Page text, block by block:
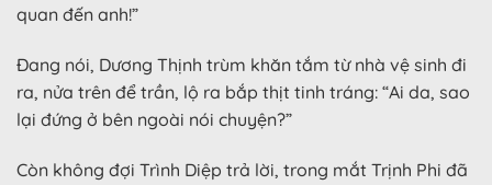
quan đến anh!”
Đang nói, Dương Thịnh trùm khăn tắm từ nhà vệ sinh đi
ra, nửa trên để trần, lộ ra bắp thịt tinh tráng: “Ai da, sao
lại đứng ở bên ngoài nói chuyện?”
Còn không đợi Trình Diệp trả lời, trong mắt Trịnh Phi đã